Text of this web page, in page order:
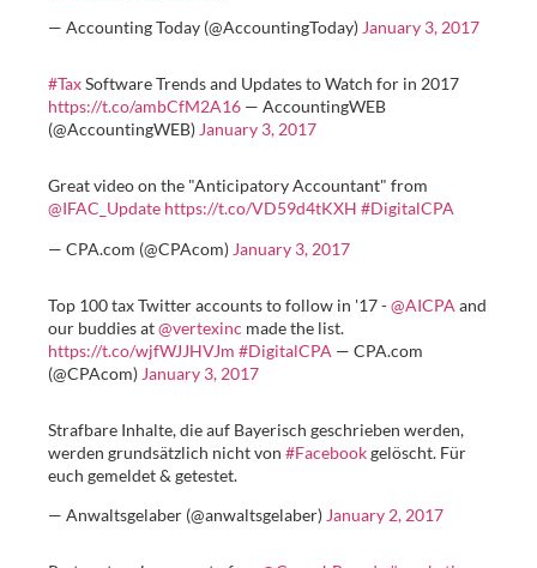
— Accounting Today (@AccountingToday)January 3, 2017
#TaxSoftware Trends and Updates to Watch for in 2017
https://t.co/ambCfM2A16 — AccountingWEB
(@AccountingWEB)January 3, 2017
Great video on the "Anticipatory Accountant" from
@IFAC_Update https://t.co/VD59d4tKXH #DigitalCPA
— CPA.com (@CPAcom) January 3, 2017
Top 100 tax Twitter accounts to follow in '17 -@AICPA and
our buddies at@vertexinc made the list.
https://t.co/wjfWJJHVJm #DigitalCPA — CPA.com
(@CPAcom) January 3, 2017
Strafbare Inhalte, die auf Bayerisch geschrieben werden,
werden grundsätzlich nicht von #Facebookgelöscht. Für
euch gemeldet & getestet.
— Anwaltsgelaber (@anwaltsgelaber) January 2, 2017